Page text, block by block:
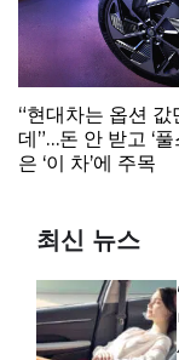
“현대차는 옵션 값
데”…돈 안 받고 ‘풀
은 ‘이 차’에 주목
최신 뉴스